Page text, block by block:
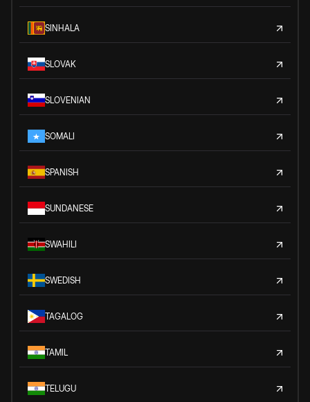
SINHALA
SLOVAK
SLOVENIAN
SOMALI
SPANISH
SUNDANESE
SWAHILI
SWEDISH
TAGALOG
TAMIL
TELUGU